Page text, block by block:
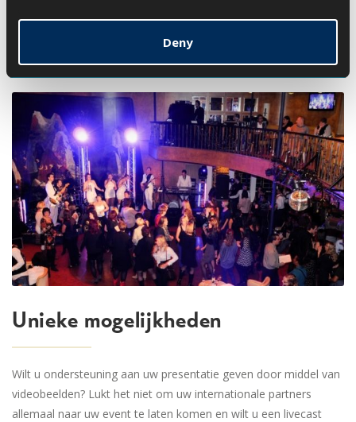
Deny
Unieke mogelijkheden
Wilt u ondersteuning aan uw presentatie geven door middel van
videobeelden? Lukt het niet om uw internationale partners
allemaal naar uw event te laten komen en wilt u een livecast